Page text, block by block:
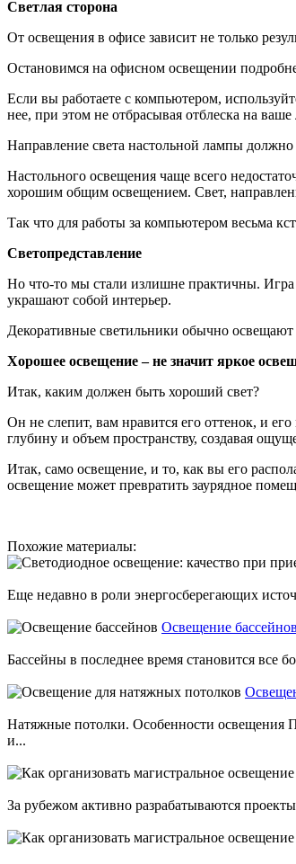
Светлая сторона
От освещения в офисе зависит не только
Остановимся на офисном освещении
Если вы работаете с компьютером,
нее, при этом не отбрасывая отблеска на ваше
Направление света настольной лампы должно
Настольного освещения чаще всего
хорошим общим освещением. Свет,
Так что для работы за компьютером весьма
Светопредставление
Но что-то мы стали излишне практичны.
украшают собой интерьер.
Декоративные светильники обычно освещают
Хорошее освещение – не значит яркое
Итак, каким должен быть хороший свет?
Он не слепит, вам нравится его оттенок, и
глубину и объем пространству, создавая
Итак, само освещение, и то, как вы его
освещение может превратить заурядное
Похожие материалы:
Еще недавно в роли энергосберегающих
Освещение бассейнов
Бассейны в последнее время становится все
Натяжные потолки. Особенности освещения
и...
За рубежом активно разрабатываются